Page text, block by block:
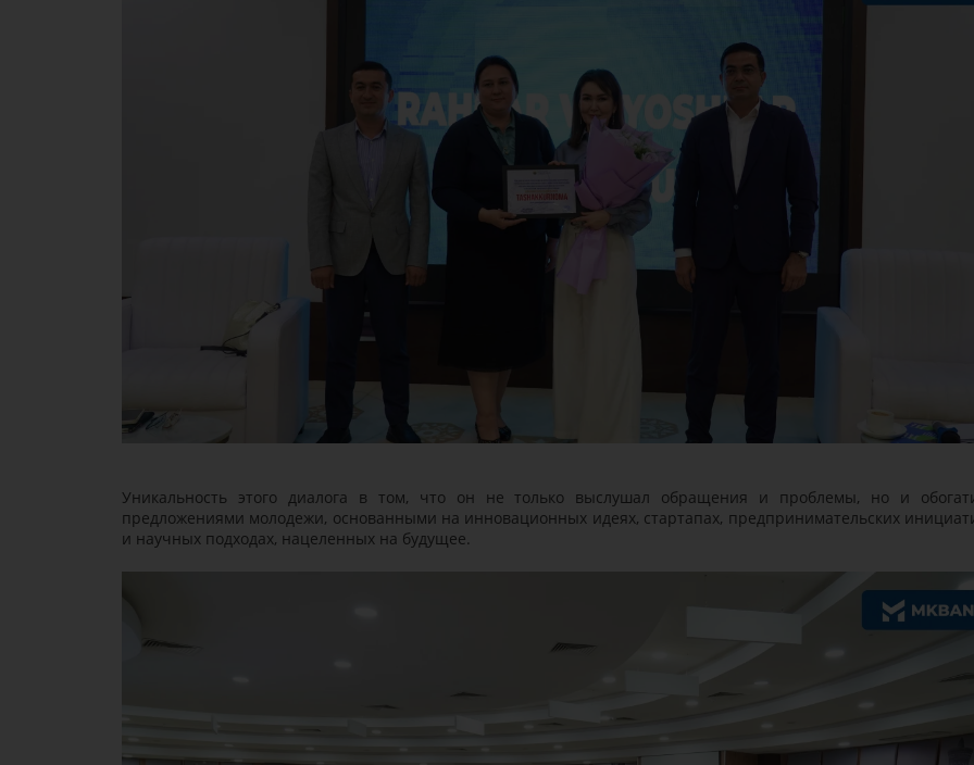
Уникальность этого диалога в том, что он не только выслушал обращения и проблемы, но и
предложениями молодежи, основанными на инновационных идеях, стартапах, предпринимательских
и научных подходах, нацеленных на будущее.